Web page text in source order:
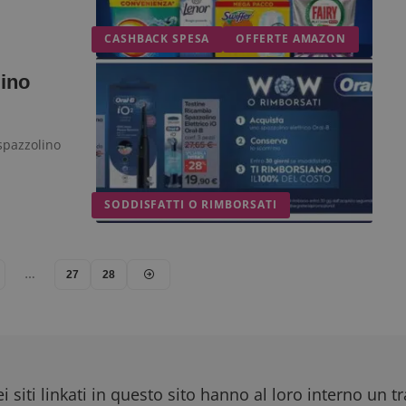
CASHBACK SPESA OFFERTE AMAZON
SODDISFATTI O RIMBORSATI
… 27 28
siti linkati in questo sito hanno al loro interno un